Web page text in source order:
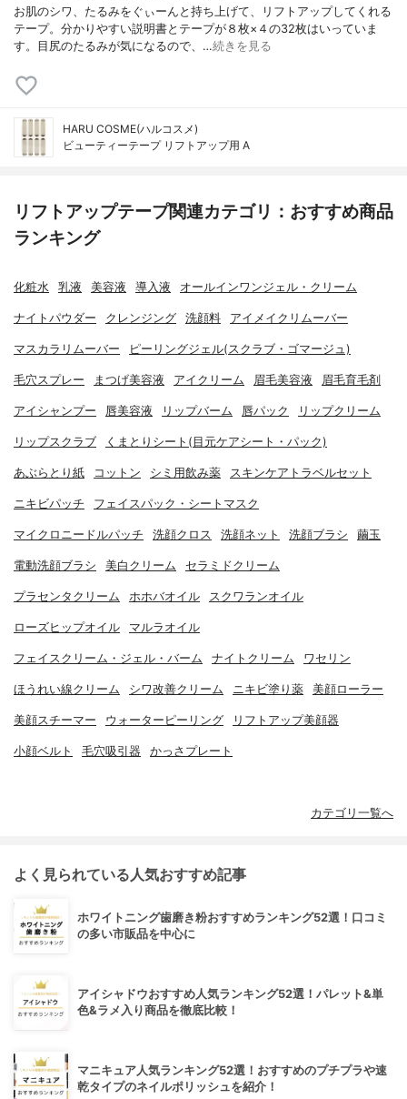
お肌のシワ、たるみをぐぃーんと持ち上げて、リフトアップしてくれる
テープ。分かりやすい説明書とテープが８枚×４の32枚はいっていま
す。目尻のたるみが気になるので、…続きを見る
HARU COSME(ハルコスメ)
ビューティーテープ リフトアップ用 A
リフトアップテープ関連カテゴリ：おすすめ商品
ランキング
化粧水 乳液 美容液 導入液 オールインワンジェル・クリーム
ナイトパウダー クレンジング 洗顔料 アイメイクリムーバー
マスカラリムーバー ピーリングジェル(スクラブ・ゴマージュ)
毛穴スプレー まつげ美容液 アイクリーム 眉毛美容液 眉毛育毛剤
アイシャンプー 唇美容液 リップバーム 唇パック リップクリーム
リップスクラブ くまとりシート(目元ケアシート・パック)
あぶらとり紙 コットン シミ用飲み薬 スキンケアトラベルセット
ニキビパッチ フェイスパック・シートマスク
マイクロニードルパッチ 洗顔クロス 洗顔ネット 洗顔ブラシ 繭玉
電動洗顔ブラシ 美白クリーム セラミドクリーム
プラセンタクリーム ホホバオイル スクワランオイル
ローズヒップオイル マルラオイル
フェイスクリーム・ジェル・バーム ナイトクリーム ワセリン
ほうれい線クリーム シワ改善クリーム ニキビ塗り薬 美顔ローラー
美顔スチーマー ウォーターピーリング リフトアップ美顔器
小顔ベルト 毛穴吸引器 かっさプレート
カテゴリ一覧へ
よく見られている人気おすすめ記事
ホワイトニング歯磨き粉おすすめランキング52選！口コミ
の多い市販品を中心に
アイシャドウおすすめ人気ランキング52選！パレット&単
色&ラメ入り商品を徹底比較！
マニキュア人気ランキング52選！おすすめのプチプラや速
乾タイプのネイルポリッシュを紹介！